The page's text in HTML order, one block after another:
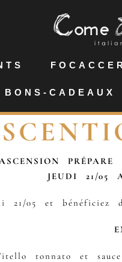
BONS-CADEAUX
JEUDI 21/05
21/05 et bénéficiez
tonnato et